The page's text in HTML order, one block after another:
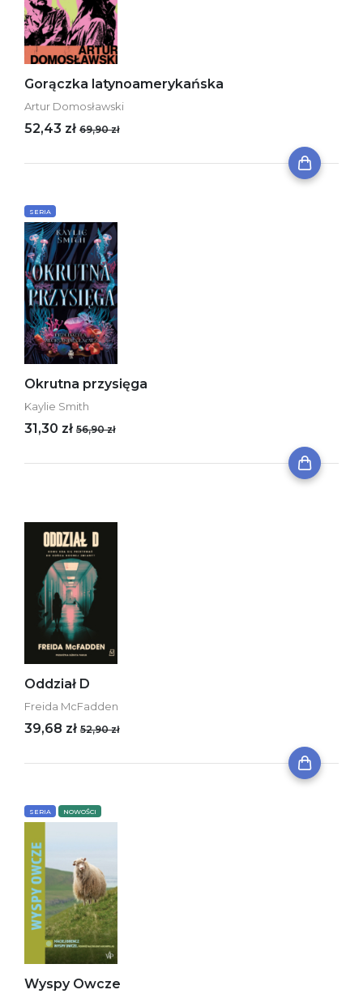
Gorączka latynoamerykańska
Artur Domosławski
52,43 zł 69,90 zł
SERIA
Okrutna przysięga
Kaylie Smith
31,30 zł 56,90 zł
Oddział D
Freida McFadden
39,68 zł 52,90 zł
SERIA NOWOŚCI
Wyspy Owcze